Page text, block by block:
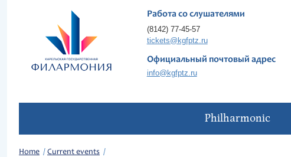
Работа со слушателями
(8142) 77-45-57
tickets@kgfptz.ru
Официальный почтовый адрес
info@kgfptz.ru
Philharmonic
Home Current events